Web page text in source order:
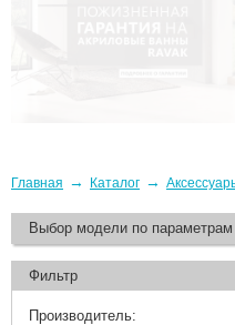
Главная → Каталог →
Выбор модели по параметрам
Фильтр
Производитель: